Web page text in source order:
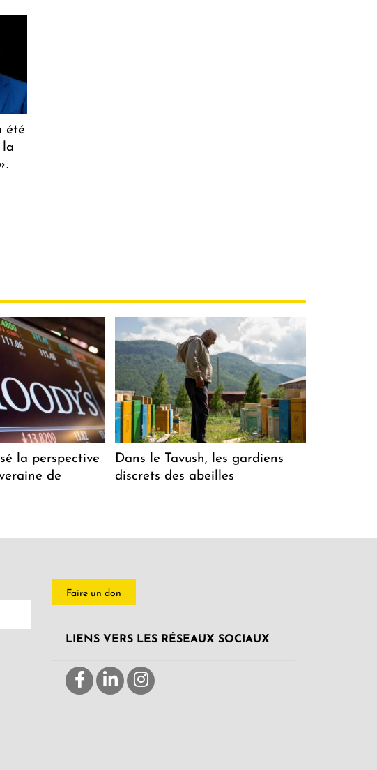
été
la
la perspective
de
Dans le Tavush, les gardiens
discrets des abeilles
Faire un don
LIENS VERS LES RÉSEAUX SOCIAUX